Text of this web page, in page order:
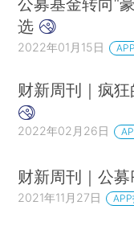
选
2022年01月15日
财新周刊｜疯
2022年02月26日
财新周刊｜公
2021年11月27日